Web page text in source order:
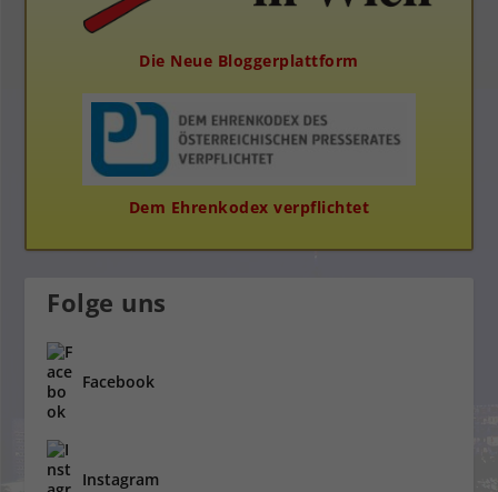
Die Neue Bloggerplattform
Dem Ehrenkodex verpflichtet
Folge uns
Facebook
Instagram